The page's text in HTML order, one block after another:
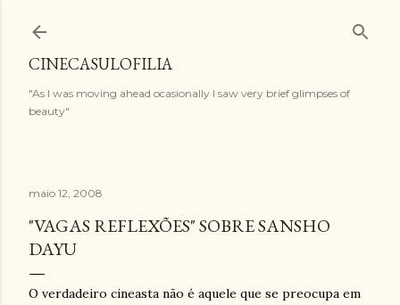
CINECASULOFILIA
"As I was moving ahead ocasionally I saw very brief glimpses of
beauty"
maio 12, 2008
"VAGAS REFLEXÕES" SOBRE SANSHO
DAYU
O verdadeiro cineasta não é aquele que se preocupa em